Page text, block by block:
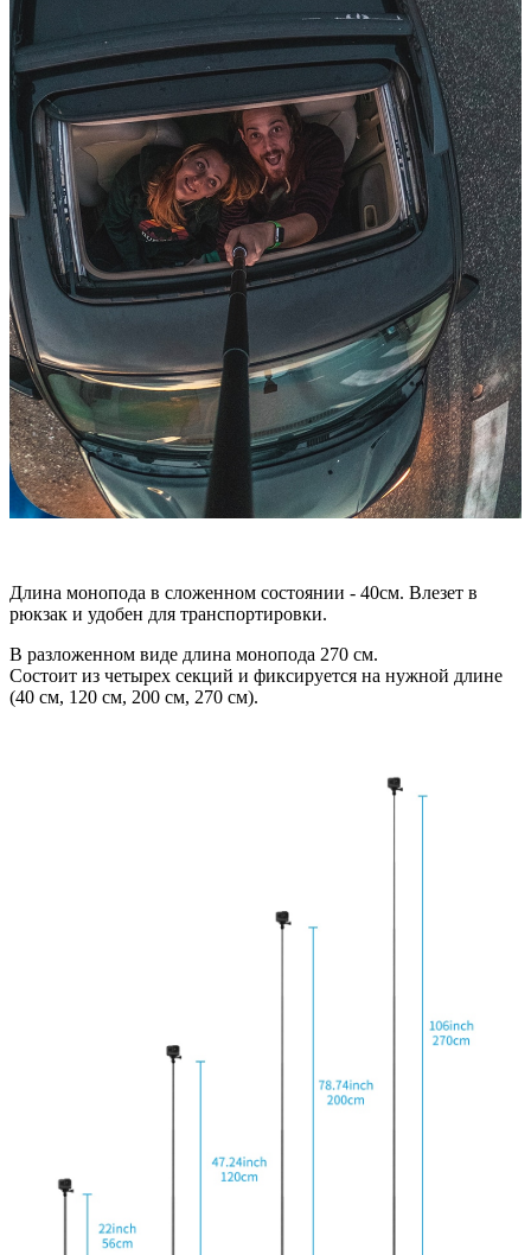
Длина монопода в сложенном состоянии - 40см. Влезет в
рюкзак и удобен для транспортировки.
В разложенном виде длина монопода 270 см.
Состоит из четырех секций и фиксируется на нужной длине
(40 см, 120 см, 200 см, 270 см).